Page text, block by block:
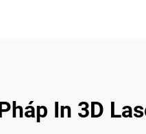
In 3D